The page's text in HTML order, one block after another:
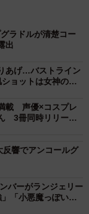
ラドルが清楚コー
出
あげ…バストライン
ョットは女神の極
載 声優×コスプレ
3冊同時リリー
響でアンコールグ
バーがランジェリー
「小悪魔っぽい甘